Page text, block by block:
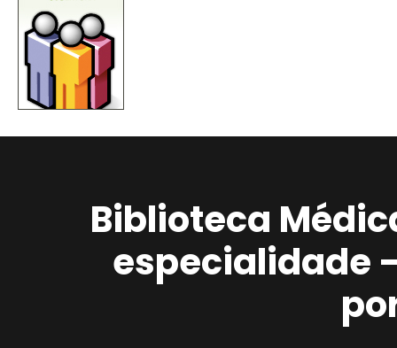
Biblioteca
especialidade